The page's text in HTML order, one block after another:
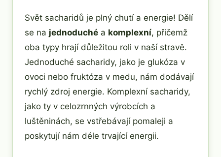
Svět sacharidů je plný chutí a energie! Dělí
se na jednoduché a komplexní, přičemž
oba typy hrají důležitou roli v naší stravě.
Jednoduché sacharidy, jako je glukóza v
ovoci nebo fruktóza v medu, nám dodávají
rychlý zdroj energie. Komplexní sacharidy,
jako ty v celozrnných výrobcích a
luštěninách, se vstřebávají pomaleji a
poskytují nám déle trvající energii.